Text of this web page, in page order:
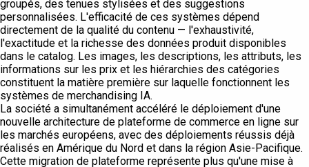
groupés, des tenues stylisées et des suggestions
personnalisées. L'efficacité de ces systèmes dépend
directement de la qualité du contenu — l'exhaustivité,
l'exactitude et la richesse des données produit disponibles
dans le catalog. Les images, les descriptions, les attributs, les
informations sur les prix et les hiérarchies des catégories
constituent la matière première sur laquelle fonctionnent les
systèmes de merchandising IA.
La société a simultanément accéléré le déploiement d'une
nouvelle architecture de plateforme de commerce en ligne sur
les marchés européens, avec des déploiements réussis déjà
réalisés en Amérique du Nord et dans la région Asie-Pacifique.
Cette migration de plateforme représente plus qu'une mise à